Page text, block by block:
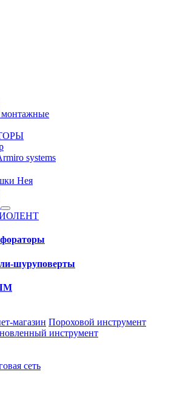
systems
Нея
шуруповерты
магазин Пороховой инструмент
инструмент
сеть